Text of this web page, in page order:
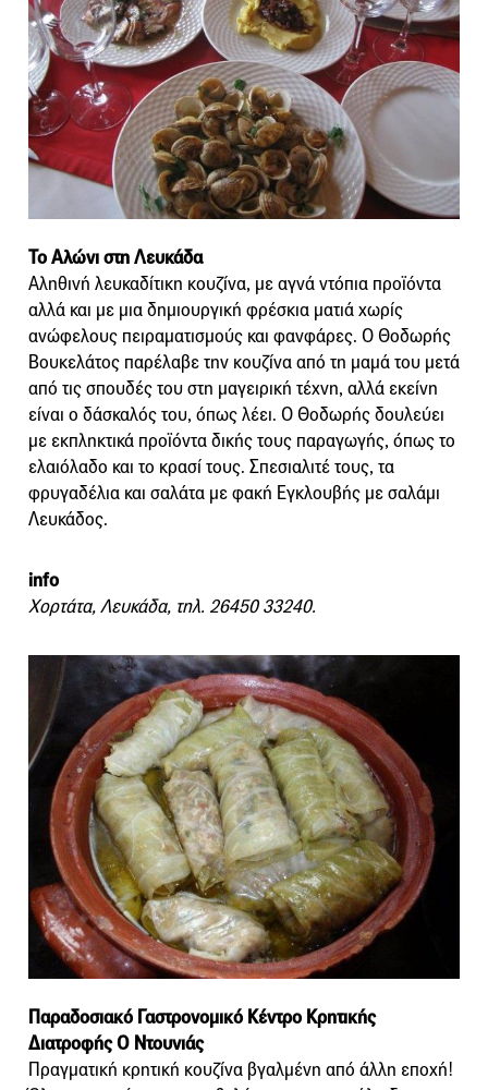
Το Αλώνι στη Λευκάδα
Αληθινή λευκαδίτικη κουζίνα, με αγνά ντόπια προϊόντα
αλλά και με μια δημιουργική φρέσκια ματιά χωρίς
ανώφελους πειραματισμούς και φανφάρες. Ο Θοδωρής
Βουκελάτος παρέλαβε την κουζίνα από τη μαμά του μετά
από τις σπουδές του στη μαγειρική τέχνη, αλλά εκείνη
είναι ο δάσκαλός του, όπως λέει. Ο Θοδωρής δουλεύει
με εκπληκτικά προϊόντα δικής τους παραγωγής, όπως το
ελαιόλαδο και το κρασί τους. Σπεσιαλιτέ τους, τα
φρυγαδέλια και σαλάτα με φακή Εγκλουβής με σαλάμι
Λευκάδος.
info
Χορτάτα, Λευκάδα, τηλ. 26450 33240.
Παραδοσιακό Γαστρονομικό Κέντρο Κρητικής
Διατροφής Ο Ντουνιάς
Πραγματική κρητική κουζίνα βγαλμένη από άλλη εποχή!